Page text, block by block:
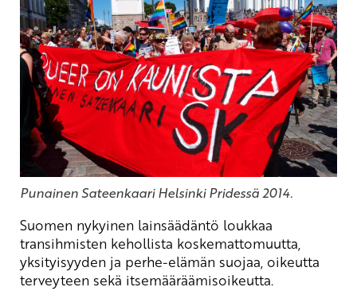
Punainen Sateenkaari Helsinki Pridessä 2014.
Suomen nykyinen lainsäädäntö loukkaa
transihmisten kehollista koskemattomuutta,
yksityisyyden ja perhe-elämän suojaa, oikeutta
terveyteen sekä itsemääräämisoikeutta.